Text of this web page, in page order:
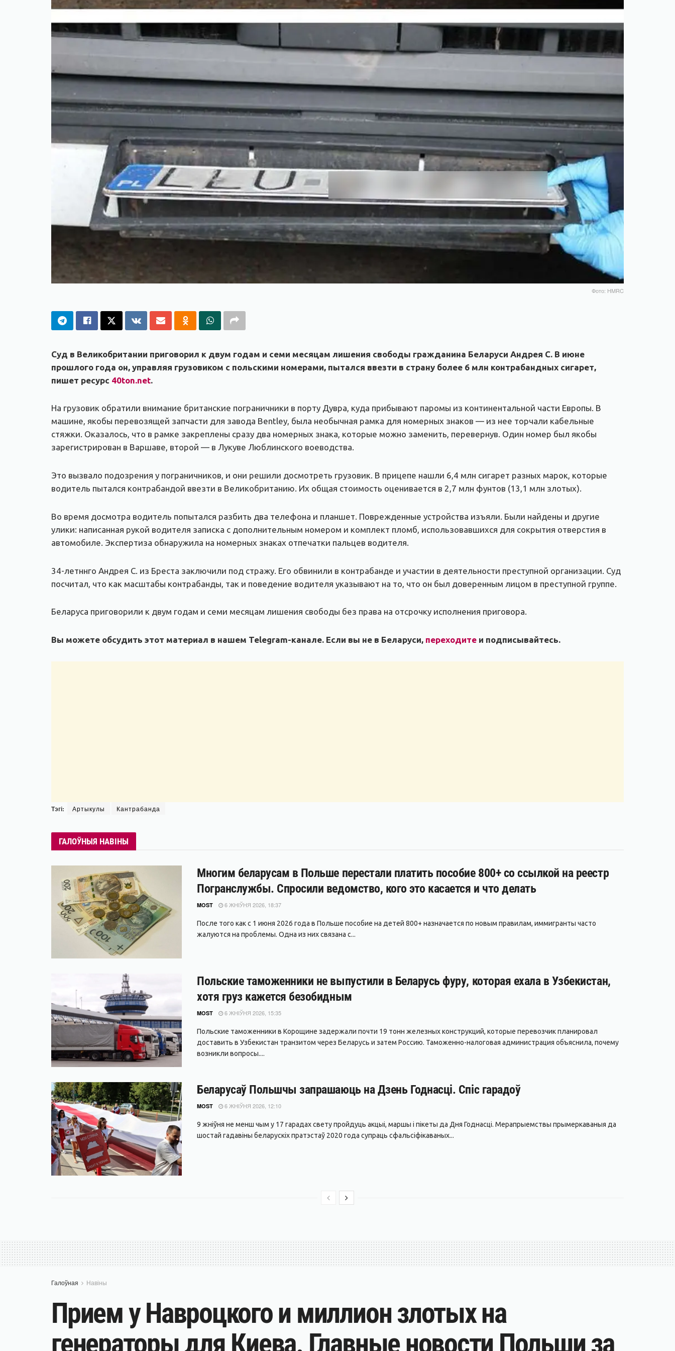
Фото: HMRC
Суд в Великобритании приговорил к двум годам и семи месяцам лишения свободы гражданина Беларуси Андрея С. В июне
прошлого года он, управляя грузовиком с польскими номерами, пытался ввезти в страну более 6 млн контрабандных сигарет,
пишет ресурс 40ton.net.
На грузовик обратили внимание британские пограничники в порту Дувра, куда прибывают паромы из континентальной части Европы. В
машине, якобы перевозящей запчасти для завода Bentley, была необычная рамка для номерных знаков — из нее торчали кабельные
стяжки. Оказалось, что в рамке закреплены сразу два номерных знака, которые можно заменить, перевернув. Один номер был якобы
зарегистрирован в Варшаве, второй — в Лукуве Люблинского воеводства.
Это вызвало подозрения у пограничников, и они решили досмотреть грузовик. В прицепе нашли 6,4 млн сигарет разных марок, которые
водитель пытался контрабандой ввезти в Великобританию. Их общая стоимость оценивается в 2,7 млн фунтов (13,1 млн злотых).
Во время досмотра водитель попытался разбить два телефона и планшет. Поврежденные устройства изъяли. Были найдены и другие
улики: написанная рукой водителя записка с дополнительным номером и комплект пломб, использовавшихся для сокрытия отверстия в
автомобиле. Экспертиза обнаружила на номерных знаках отпечатки пальцев водителя.
34-летннго Андрея С. из Бреста заключили под стражу. Его обвинили в контрабанде и участии в деятельности преступной организации. Суд
посчитал, что как масштабы контрабанды, так и поведение водителя указывают на то, что он был доверенным лицом в преступной группе.
Беларуса приговорили к двум годам и семи месяцам лишения свободы без права на отсрочку исполнения приговора.
Вы можете обсудить этот материал в нашем Telegram-канале. Если вы не в Беларуси, переходите и подписывайтесь.
Тэгі: Артыкулы Кантрабанда
ГАЛОЎНЫЯ НАВІНЫ
Многим беларусам в Польше перестали платить пособие 800+ со ссылкой на реестр
Погранслужбы. Спросили ведомство, кого это касается и что делать
MOST 6 ЖНІЎНЯ 2026, 18:37
После того как с 1 июня 2026 года в Польше пособие на детей 800+ назначается по новым правилам, иммигранты часто
жалуются на проблемы. Одна из них связана с...
Польские таможенники не выпустили в Беларусь фуру, которая ехала в Узбекистан,
хотя груз кажется безобидным
MOST 6 ЖНІЎНЯ 2026, 15:35
Польские таможенники в Корощине задержали почти 19 тонн железных конструкций, которые перевозчик планировал
доставить в Узбекистан транзитом через Беларусь и затем Россию. Таможенно-налоговая администрация объяснила, почему
возникли вопросы....
Беларусаў Польшчы запрашаюць на Дзень Годнасці. Спіс гарадоў
MOST 6 ЖНІЎНЯ 2026, 12:10
9 жніўня не менш чым у 17 гарадах свету пройдуць акцыі, маршы і пікеты да Дня Годнасці. Мерапрыемствы прымеркаваныя да
шостай гадавіны беларускіх пратэстаў 2020 года супраць сфальсіфікаваных...
Галоўная Навіны
Прием у Навроцкого и миллион злотых на
генераторы для Киева. Главные новости Польши за